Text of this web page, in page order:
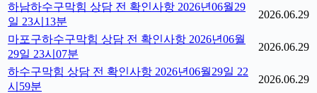
하남하수구막힘 상담 전 확인사항 2026년06월29
일 23시13분
2026.06.29
마포구하수구막힘 상담 전 확인사항 2026년06월
29일 23시07분
2026.06.29
하수구막힘 상담 전 확인사항 2026년06월29일 22
시59분
2026.06.29